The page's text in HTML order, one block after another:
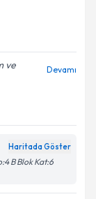
ve
Devamı
Haritada Göster
B Blok Kat:6